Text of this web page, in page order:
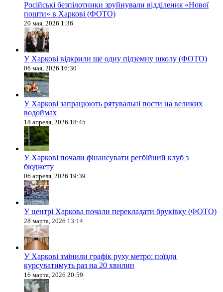
Російські безпілотники зруйнували відділення «Нової
пошти» в Харкові (ФОТО)
20 мая, 2026 1:36
У Харкові відкрили ще одну підземну школу (ФОТО)
06 мая, 2026 16:30
У Харкові запрацюють рятувальні пости на великих
водоймах
18 апреля, 2026 18:45
У Харкові почали фінансувати регбійний клуб з
бюджету
06 апреля, 2026 19:39
У центрі Харкова почали перекладати бруківку (ФОТО)
28 марта, 2026 13:14
У Харкові змінили графік руху метро: поїзди
курсуватимуть раз на 20 хвилин
16 марта, 2026 20:59